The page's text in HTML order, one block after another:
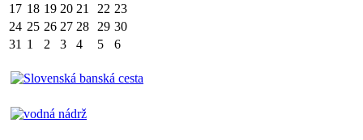
17 18 19 20 21 22 23
24 25 26 27 28 29 30
31 1 2 3 4 5 6